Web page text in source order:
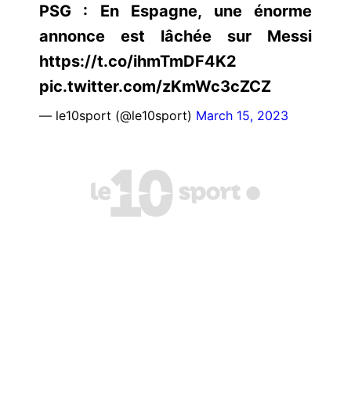
PSG : En Espagne, une énorme
annonce est lâchée sur Messi
https://t.co/ihmTmDF4K2
pic.twitter.com/zKmWc3cZCZ
— le10sport (@le10sport) March 15, 2023